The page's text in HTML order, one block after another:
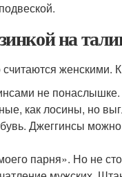
на
женскими.
не
как лосины, но
Джеггинсы
парня». Но не